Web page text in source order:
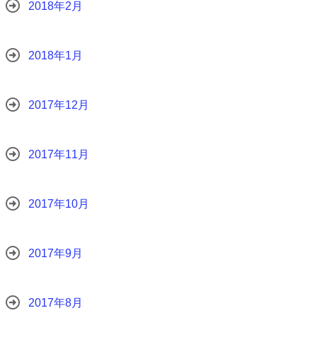
2018年2月
2018年1月
2017年12月
2017年11月
2017年10月
2017年9月
2017年8月